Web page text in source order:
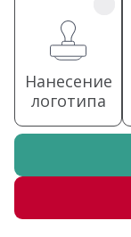
Нанесение
логотипа